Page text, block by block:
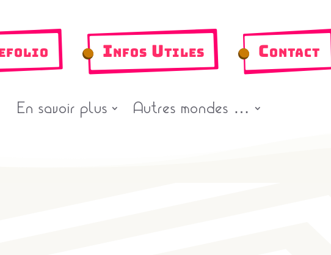
Infos Utiles Contact
En savoir plus Autres mondes …